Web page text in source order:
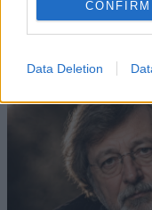
CONFIRM
Data Deletion
diLa Posta